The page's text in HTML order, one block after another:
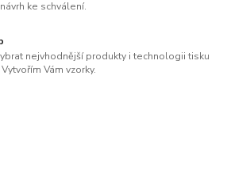
ke schválení.
nejvhodnější produkty i technologii tisku
Vám vzorky.